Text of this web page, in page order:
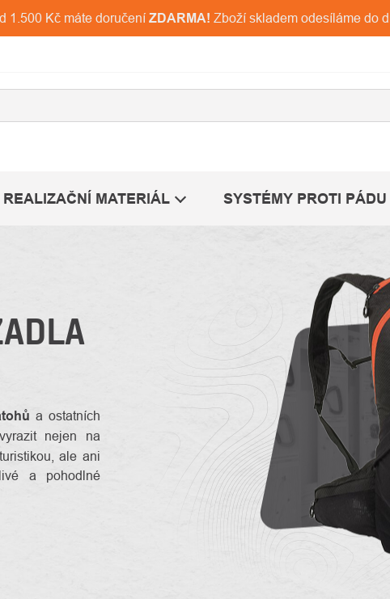
1.500 Kč máte doručení ZDARMA! Zboží skladem odesíláme do
REALIZAČNÍ MATERIÁL SYSTÉMY PROTI PÁDU
a ostatních
nejen na
ale ani
a pohodlné